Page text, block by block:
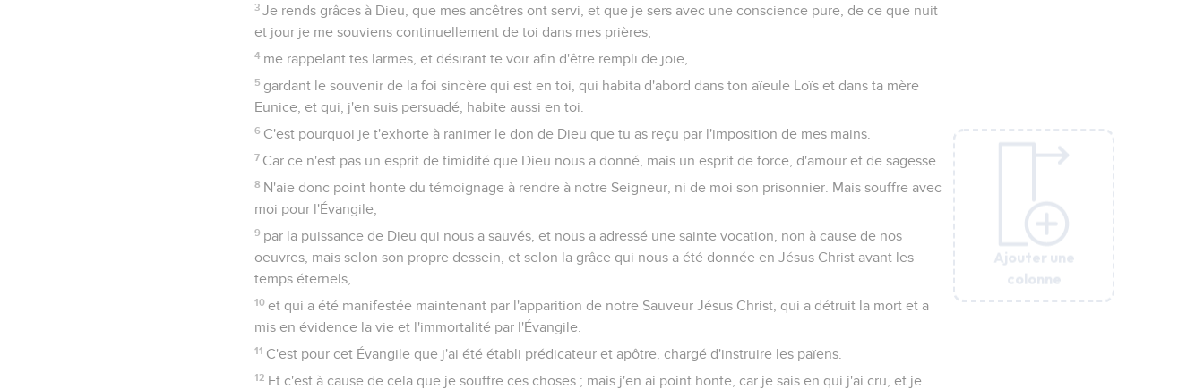
Ajouter une
colonne
3 Je rends grâces à Dieu, que mes ancêtres ont servi, et que je sers avec une conscience pure, de ce que nuit
et jour je me souviens continuellement de toi dans mes prières,
4 me rappelant tes larmes, et désirant te voir afin d'être rempli de joie,
5 gardant le souvenir de la foi sincère qui est en toi, qui habita d'abord dans ton aïeule Loïs et dans ta mère
Eunice, et qui, j'en suis persuadé, habite aussi en toi.
6 C'est pourquoi je t'exhorte à ranimer le don de Dieu que tu as reçu par l'imposition de mes mains.
7 Car ce n'est pas un esprit de timidité que Dieu nous a donné, mais un esprit de force, d'amour et de sagesse.
8 N'aie donc point honte du témoignage à rendre à notre Seigneur, ni de moi son prisonnier. Mais souffre avec
moi pour l'Évangile,
9 par la puissance de Dieu qui nous a sauvés, et nous a adressé une sainte vocation, non à cause de nos
oeuvres, mais selon son propre dessein, et selon la grâce qui nous a été donnée en Jésus Christ avant les
temps éternels,
10 et qui a été manifestée maintenant par l'apparition de notre Sauveur Jésus Christ, qui a détruit la mort et a
mis en évidence la vie et l'immortalité par l'Évangile.
11 C'est pour cet Évangile que j'ai été établi prédicateur et apôtre, chargé d'instruire les païens.
12 Et c'est à cause de cela que je souffre ces choses ; mais j'en ai point honte, car je sais en qui j'ai cru, et je
Ajouter une
colonne
Ajouter une
colonne
Ajouter une
colonne
Ajouter une
colonne